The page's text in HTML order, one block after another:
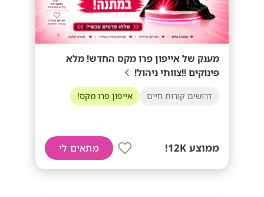
מענק של אייפון פרו מקס החדש! מלא
פינוקים !!צוותי ניהול!
דרושים קורות חיים אייפון פרו מקס!
ממוצע 12K! מתאים לי